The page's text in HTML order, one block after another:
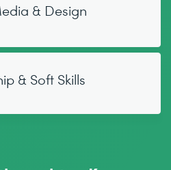
& Design
& Soft Skills